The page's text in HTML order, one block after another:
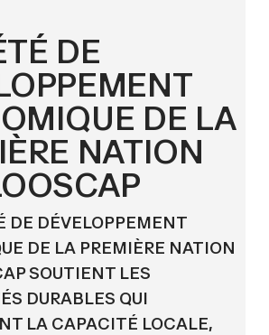
DE
DE LA
NATION
DE DÉVELOPPEMENT
DE LA PREMIÈRE NATION
SOUTIENT LES
DURABLES QUI
LA CAPACITÉ LOCALE,